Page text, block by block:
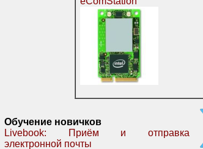
Обучение новичков
Livebook: Приём и отправка
электронной почты